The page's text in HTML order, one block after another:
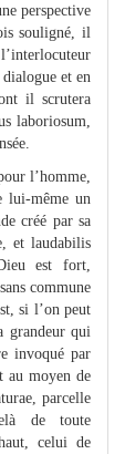
perspective
souligné, il
et en
il scrutera
laboriosum,
l’homme,
lui-même un
créé par sa
et laudabilis
est fort,
commune
si l’on peut
grandeur qui
invoqué par
au moyen de
parcelle
de toute
celui de